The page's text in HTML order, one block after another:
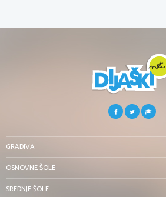
GRADIVA
OSNOVNE ŠOLE
SREDNJE ŠOLE